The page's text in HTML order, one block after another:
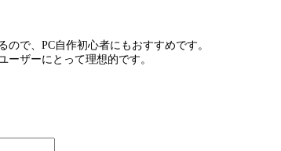
で、PC自作初心者にもおすすめです。
ザーにとって理想的です。